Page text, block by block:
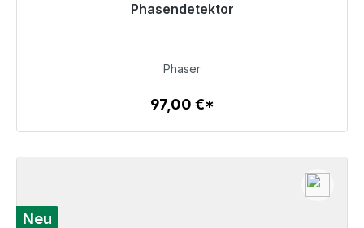
Phasendetektor
Sofort versandfertig, Lieferzeit 48h*
Zum Artikel
Phaser
97,00 €*
Neu